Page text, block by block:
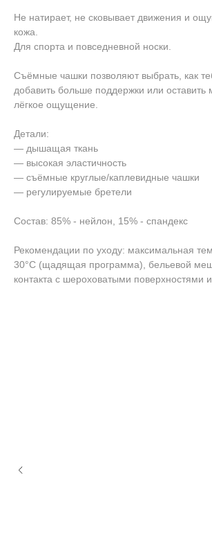
Не натирает, не сковывает движения и
кожа.
Для спорта и повседневной носки.
Съёмные чашки позволяют выбрать, как
добавить больше поддержки или оставить
лёгкое ощущение.
Детали:
— дышащая ткань
— высокая эластичность
— съёмные круглые/каплевидные чашки
— регулируемые бретели
Состав: 85% - нейлон, 15% - спандекс
Рекомендации по уходу: максимальная
30°C (щадящая программа), бельевой
контакта с шероховатыми поверхностями